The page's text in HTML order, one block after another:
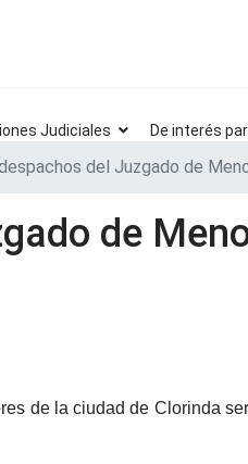
Judiciales De interés
del Juzgado de
de
de la ciudad de Clorinda